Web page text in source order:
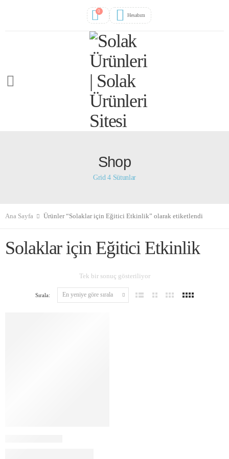
0
Hesabım
Shop
Grid 4 Sütunlar
Ana Sayfa Ürünler “Solaklar için Eğitici Etkinlik” olarak etiketlendi
Solaklar için Eğitici Etkinlik
Tek bir sonuç gösteriliyor
Sırala: